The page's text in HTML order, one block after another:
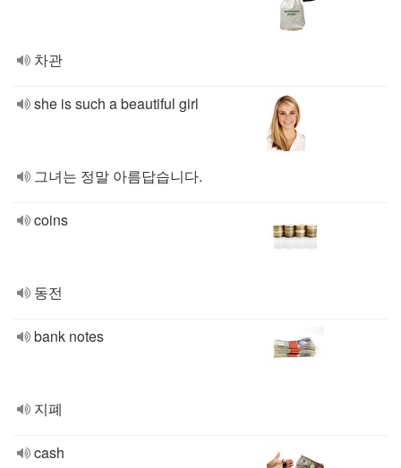
차관
she is such a beautiful girl
그녀는 정말 아름답습니다.
coins
동전
bank notes
지폐
cash